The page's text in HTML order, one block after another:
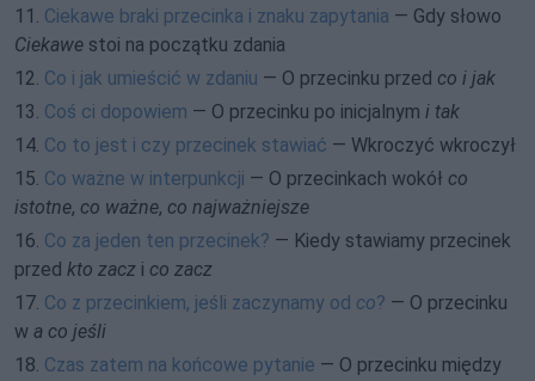
11. Ciekawe braki przecinka i znaku zapytania — Gdy słowo
Ciekawe stoi na początku zdania
12. Co i jak umieścić w zdaniu — O przecinku przed co i jak
13. Coś ci dopowiem — O przecinku po inicjalnym i tak
14. Co to jest i czy przecinek stawiać — Wkroczyć wkroczył
15. Co ważne w interpunkcji — O przecinkach wokół co
istotne, co ważne, co najważniejsze
16. Co za jeden ten przecinek? — Kiedy stawiamy przecinek
przed kto zacz i co zacz
17. Co z przecinkiem, jeśli zaczynamy od co? — O przecinku
w a co jeśli
18. Czas zatem na końcowe pytanie — O przecinku między